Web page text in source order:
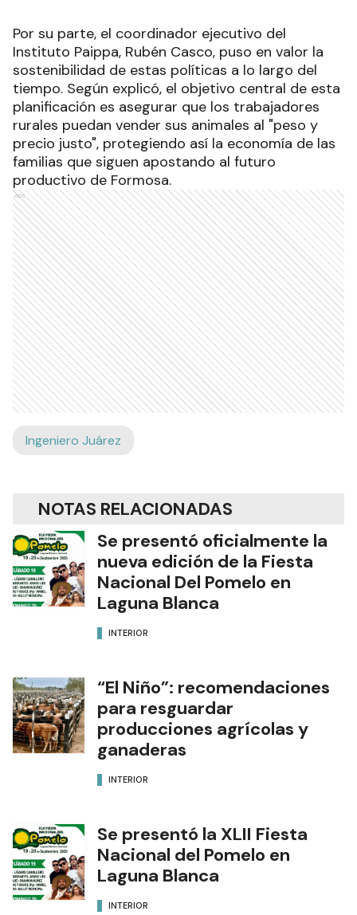
Por su parte, el coordinador ejecutivo del
Instituto Paippa, Rubén Casco, puso en valor la
sostenibilidad de estas políticas a lo largo del
tiempo. Según explicó, el objetivo central de esta
planificación es asegurar que los trabajadores
rurales puedan vender sus animales al "peso y
precio justo", protegiendo así la economía de las
familias que siguen apostando al futuro
productivo de Formosa.
Ads
Ingeniero Juárez
NOTAS RELACIONADAS
Se presentó oficialmente la
nueva edición de la Fiesta
Nacional Del Pomelo en
Laguna Blanca
INTERIOR
“El Niño”: recomendaciones
para resguardar
producciones agrícolas y
ganaderas
INTERIOR
Se presentó la XLII Fiesta
Nacional del Pomelo en
Laguna Blanca
INTERIOR